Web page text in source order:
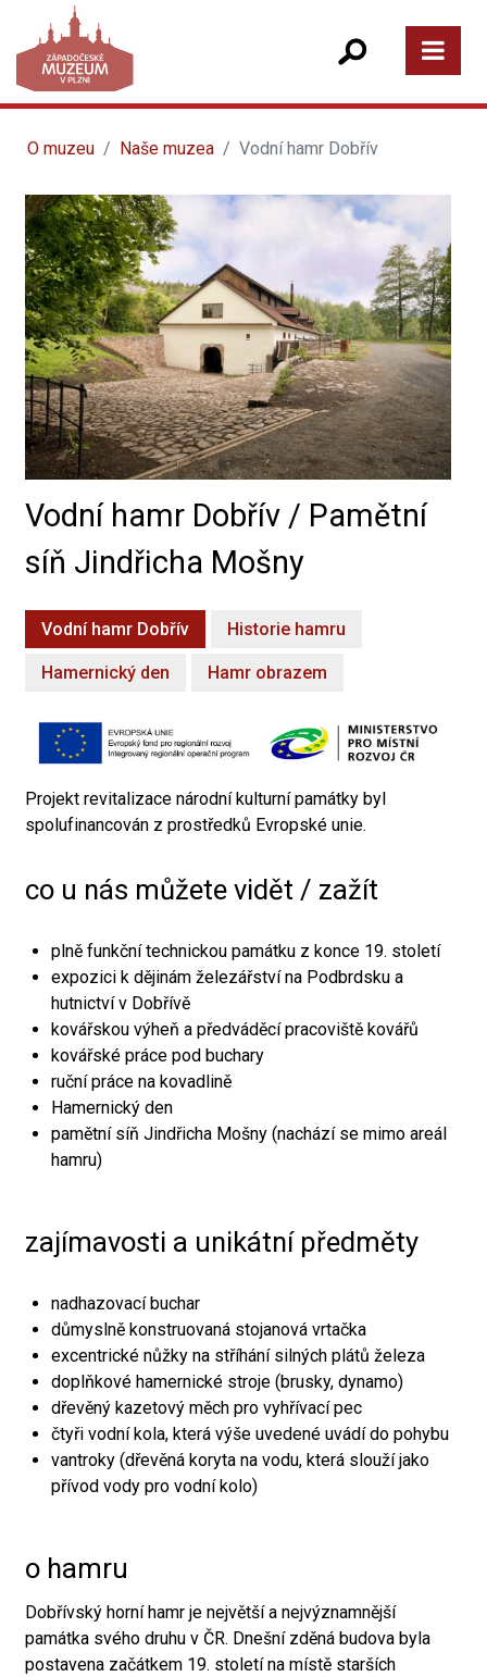
O muzeu Naše muzea Vodní hamr Dobřív
Vodní hamr Dobřív / Pamětní
síň Jindřicha Mošny
Vodní hamr Dobřív Historie hamru
Hamernický den Hamr obrazem
Projekt revitalizace národní kulturní památky byl
spolufinancován z prostředků Evropské unie.
co u nás můžete vidět / zažít
plně funkční technickou památku z konce 19. století
expozici k dějinám železářství na Podbrdsku a
hutnictví v Dobřívě
kovářskou výheň a předváděcí pracoviště kovářů
kovářské práce pod buchary
ruční práce na kovadlině
Hamernický den
pamětní síň Jindřicha Mošny (nachází se mimo areál
hamru)
zajímavosti a unikátní předměty
nadhazovací buchar
důmyslně konstruovaná stojanová vrtačka
excentrické nůžky na stříhání silných plátů železa
doplňkové hamernické stroje (brusky, dynamo)
dřevěný kazetový měch pro vyhřívací pec
čtyři vodní kola, která výše uvedené uvádí do pohybu
vantroky (dřevěná koryta na vodu, která slouží jako
přívod vody pro vodní kolo)
o hamru
Dobřívský horní hamr je největší a nejvýznamnější
památka svého druhu v ČR. Dnešní zděná budova byla
postavena začátkem 19. století na místě starších